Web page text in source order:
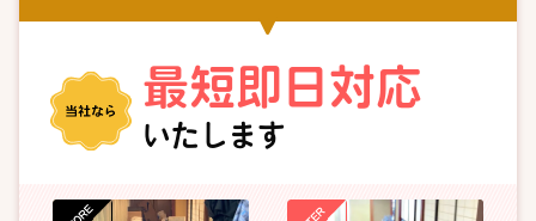
最短即日対応
いたします